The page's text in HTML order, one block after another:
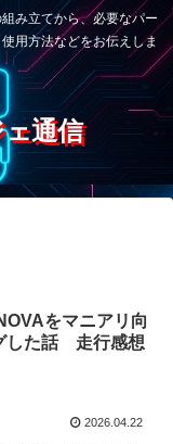
み立てから、必要なパー
用方法などをお伝えしま
ェ通信
をマニアリ向
した話 走行感想
2026.04.22